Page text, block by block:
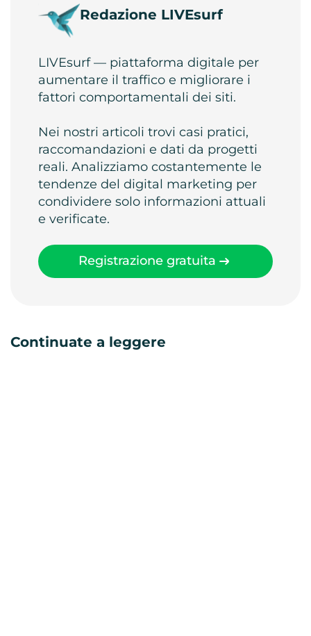
Redazione LIVEsurf
LIVEsurf — piattaforma digitale per
aumentare il traffico e migliorare i
fattori comportamentali dei siti.
Nei nostri articoli trovi casi pratici,
raccomandazioni e dati da progetti
reali. Analizziamo costantemente le
tendenze del digital marketing per
condividere solo informazioni attuali
e verificate.
Registrazione gratuita
Continuate a leggere